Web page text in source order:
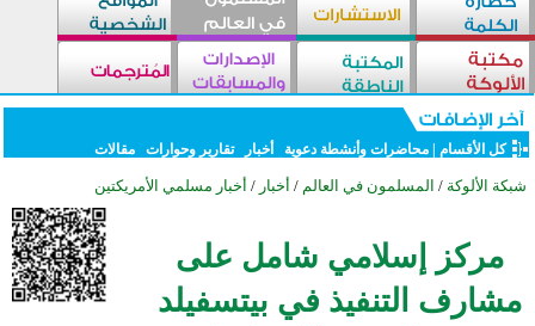
كل الأقسام |محاضرات وأنشطة دعوية أخبار تقارير وحوارات مقالات
شبكة الألوكة / المسلمون في العالم / أخبار / أخبار مسلمي الأمريكتين
مركز إسلامي شامل على
مشارف التنفيذ في بيتسفيلد